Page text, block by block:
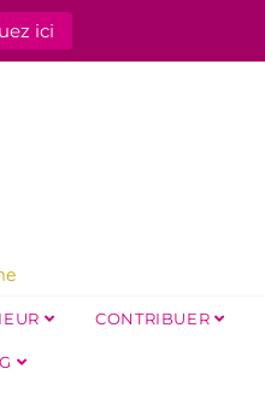
ici
CONTRIBUER